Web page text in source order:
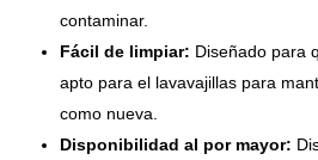
contaminar.
Fácil de limpiar: Diseñado para
apto para el lavavajillas para
como nueva.
Disponibilidad al por mayor: